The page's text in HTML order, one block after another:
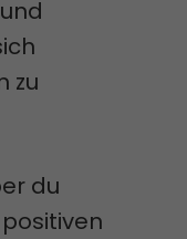
zu
du